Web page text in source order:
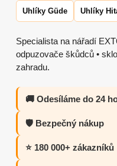
Uhlíky Güde Uhlíky
Specialista na nářadí
odpuzovače škůdců •
zahradu.
🚚 Odesíláme do 24
🛡️ Bezpečný nákup
⭐ 180 000+ zákazníků